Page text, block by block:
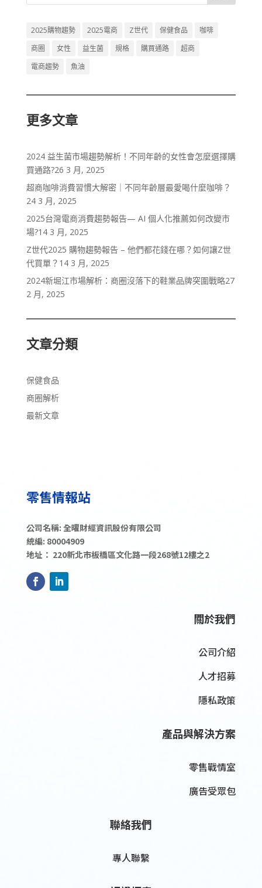
2025購物趨勢 2025電商 Z世代 保健食品
咖啡
商圈
女性 益生菌 規格 購買通路
超商
電商趨勢
魚油
更多文章
2024 益生菌市場趨勢解析！不同年齡的女性會怎麼選擇購
買通路?26 3 月, 2025
超商咖啡消費習慣大解密｜不同年齡層最愛喝什麼咖啡？
24 3 月, 2025
2025台灣電商消費趨勢報告— AI 個人化推薦如何改變市
場?14 3 月, 2025
Z世代2025 購物趨勢報告 – 他們都花錢在哪？如何讓Z世
代買單？ 14 3 月, 2025
2024新堀江市場解析：商圈沒落下的鞋業品牌突圍戰略27
2 月, 2025
文章分類
保健食品
商圈解析
最新文章
公司名稱: 全曜財經資訊股份有限公司
統編: 80004909
地址： 220新北市板橋區文化路一段268號12樓之2
關於我們
公司介紹
人才招募
隱私政策
產品與解決方案
零售戰情室
廣告受眾包
聯絡我們
專人聯繫